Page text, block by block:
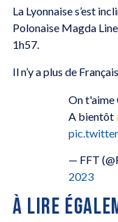
La Lyonnaise s’est
Polonaise Magda
1h57.
Il n’y a plus de
On t'aime
A bientôt
— FFT
2023
À LIRE